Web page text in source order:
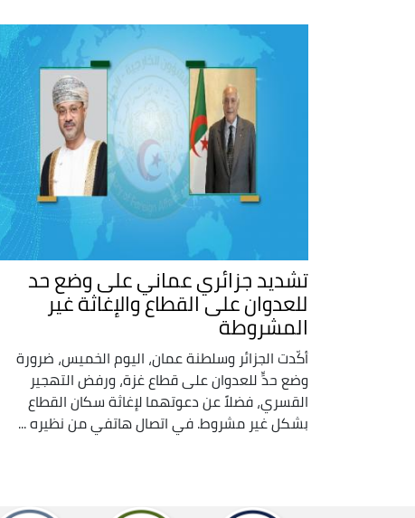
تشديد جزائري عماني على وضع حد
للعدوان على القطاع والإغاثة غير
المشروطة
أكّدت الجزائر وسلطنة عمان، اليوم الخميس، ضرورة
وضع حدٍّ للعدوان على قطاع غزة، ورفض التهجير
القسري، فضلاً عن دعوتهما لإغاثة سكان القطاع
بشكل غير مشروط. في اتصال هاتفي من نظيره ...